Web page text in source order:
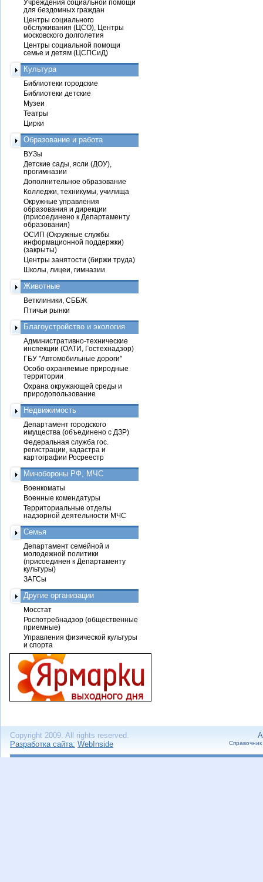
Учреждения социальной помощи
для бездомных граждан
Центры социального
обслуживания (ЦСО), Центры
московского долголетия
Центры социальной помощи
семье и детям (ЦСПСиД)
Культура
Библиотеки городские
Библиотеки детские
Музеи
Театры
Цирки
Образование и работа
ВУЗы
Детские сады, ясли (ДОУ),
прогимназии
Дополнительное образование
Колледжи, техникумы, училища
Окружные управления
образования и дирекции
(присоединено к Департаменту
образования)
ОСИП (Окружные службы
информационной поддержки)
(закрыты)
Центры занятости (биржи труда)
Школы, лицеи, гимназии
Животные
Ветклиники, СББЖ
Птичьи рынки
Благоустройство и экология
Административно-технические
инспекции (ОАТИ, Гостехнадзор)
ГБУ "Автомобильные дороги"
Особо охраняемые природные
территории
Охрана окружающей среды и
природопользование
Недвижимость
Департамент городского
имущества (объединено с ДЗР)
Федеральная служба гос.
регистрации, кадастра и
картографии Росреестр
Минобороны РФ, МЧС
Военкоматы
Военные комендатуры
Территориальные отделы
надзорной деятельности МЧС
Семья
Департамент семейной и
молодежной политики
(присоединен к Департаменту
культуры)
ЗАГСы
Другие организации
Мосстат
Роспотребнадзор (общественные
приемные)
Управления физической культуры
и спорта
Copyright 2009. All rights reserved.
Разработка сайта: WebInside